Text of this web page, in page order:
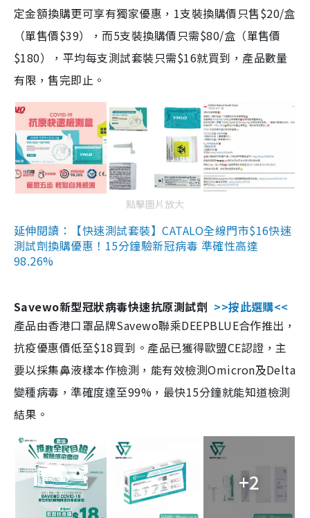
定金額換購更可享有獨家優惠，1支裝換購價只售$20/盒
（單售價$39），而5支裝換購價只需$80/盒（單售價
$180），平均每支測試套裝只需$16就買到，產品數量
有限，售完即止。
點擊圖片放大
延伸閱讀：【快速測試套裝】CATALO全線門市$16快速
測試劑換購優惠！15分鐘驗新冠病毒 準確性高達
98.26%
Savewo新型冠狀病毒快速抗原測試劑 >>按此選購<<
產品由香港口罩品牌Savewo聯乘DEEPBLUE合作推出，
抗疫優惠價低至$18買到。產品已獲得歐盟CE認證，主
要以採集鼻液樣本作檢測，能有效檢測Omicron及Delta
變種病毒，準確度達至99%，最快15分鐘就能知道檢測
結果。
+2